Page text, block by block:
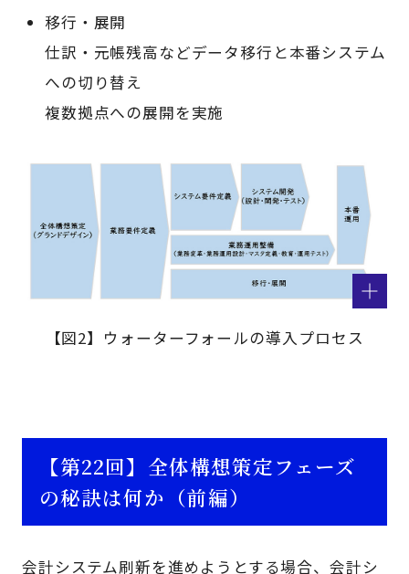
移行・展開
仕訳・元帳残高などデータ移行と本番システム
への切り替え
複数拠点への展開を実施
【図2】ウォーターフォールの導入プロセス
【第22回】全体構想策定フェーズ
の秘訣は何か（前編）
会計システム刷新を進めようとする場合、会計シ